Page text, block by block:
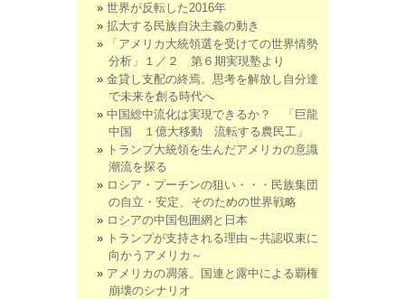
世界が反転した2016年
拡大する民族自決主義の動き
「アメリカ大統領選を受けての世界情勢
分析」１／２ 第６期実現塾より
金貸し支配の終焉。思考を解放し自分達
で未来を創る時代へ
中国総中流化は実現できるか？ 「巨龍
中国 １億大移動 流転する農民工」
トランプ大統領を生んだアメリカの意識
潮流を探る
ロシア・プーチンの狙い・・・民族集団
の自立・安定、そのための世界戦略
ロシアの中国包囲網と日本
トランプが支持される理由～共認収束に
向かうアメリカ～
アメリカの凋落。国連と露中による覇権
崩壊のシナリオ